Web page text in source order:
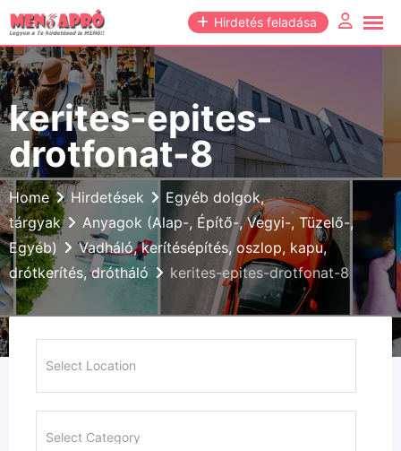
Skip
to
content
Hirdetés feladása
kerites-epites-
drotfonat-8
Home Hirdetések
Egyéb dolgok,
tárgyak
Anyagok (Alap-, Építő-, Vegyi-, Tüzelő-,
Egyéb)
Vadháló, kerítésépítés, oszlop, kapu,
drótkerítés, drótháló
kerites-epites-drotfonat-8